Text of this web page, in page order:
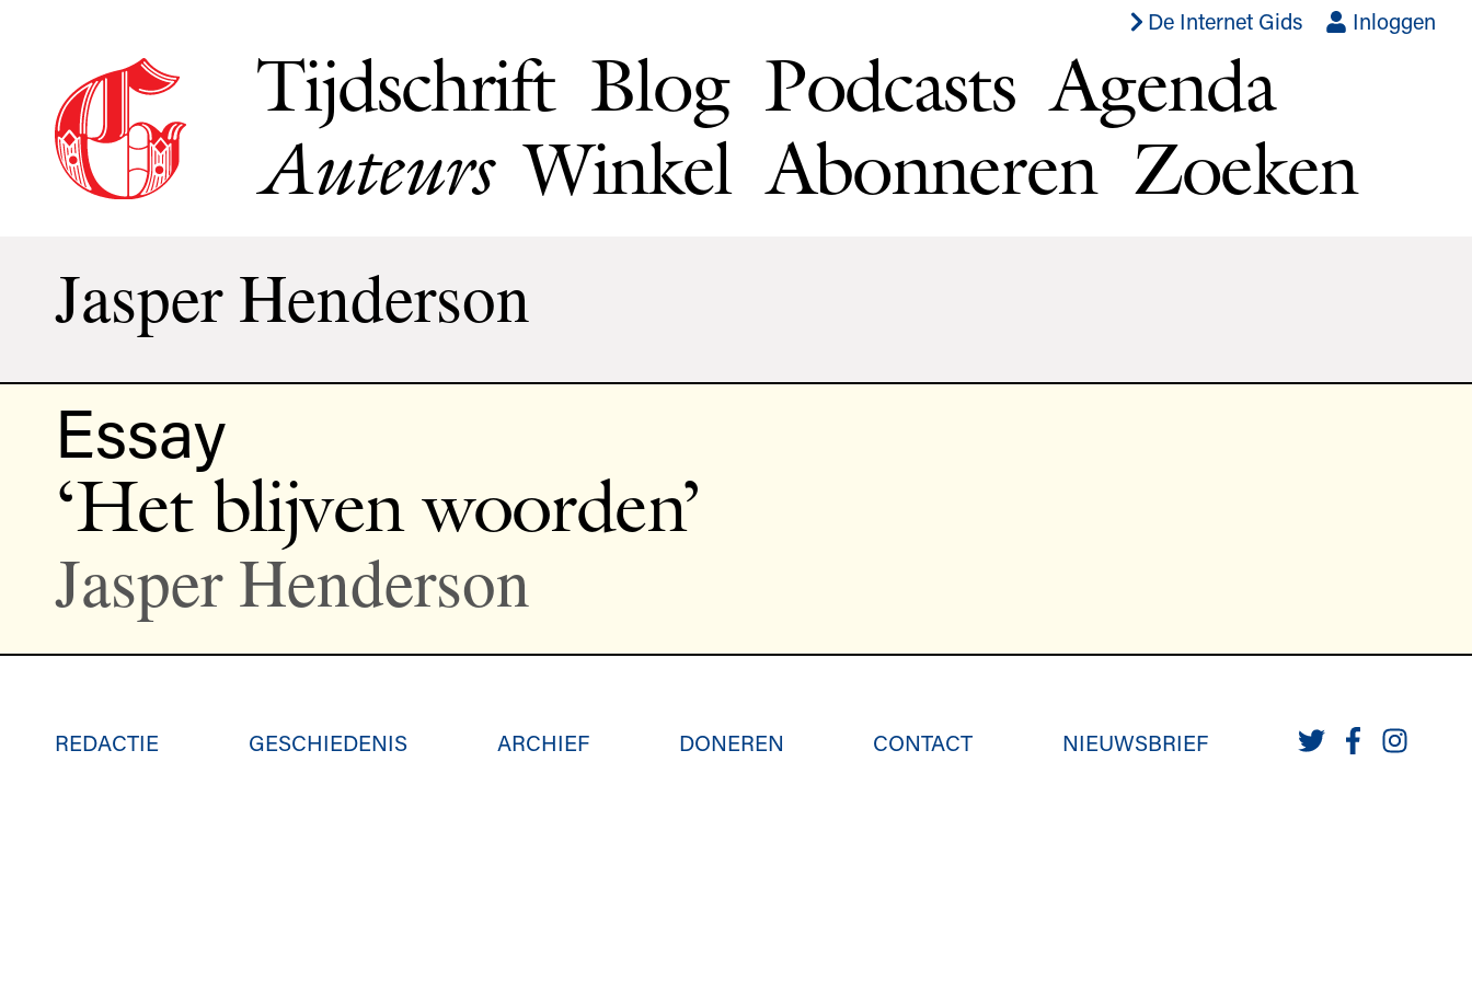
De Internet Gids Inloggen
Tijdschrift Blog Podcasts Agenda
Auteurs Winkel Abonneren Zoeken
Jasper Henderson
Essay
‘Het blijven woorden’
Jasper Henderson
REDACTIE GESCHIEDENIS ARCHIEF DONEREN CONTACT NIEUWSBRIEF